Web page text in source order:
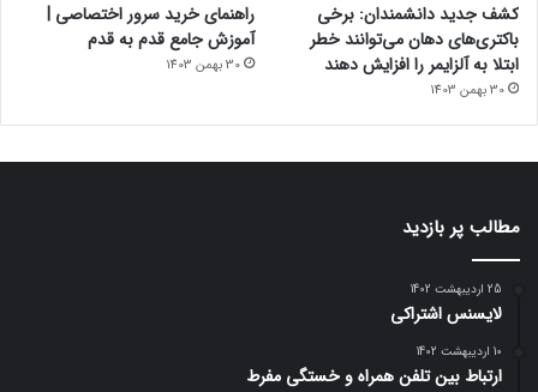
کشف جدید دانشمندان: برخی
باکتری‌های دهان می‌توانند خطر
ابتلا به آلزایمر را افزایش دهند
30 بهمن 1403
راهنمای خرید سرور اختصاصی |
آموزش جامع قدم به قدم
30 بهمن 1403
مطالب پر بازدید
25 اردیبهشت 1402
لایسنس اشتراکی
10 اردیبهشت 1402
ارتباط بین تلفن همراه و خستگی مفرط